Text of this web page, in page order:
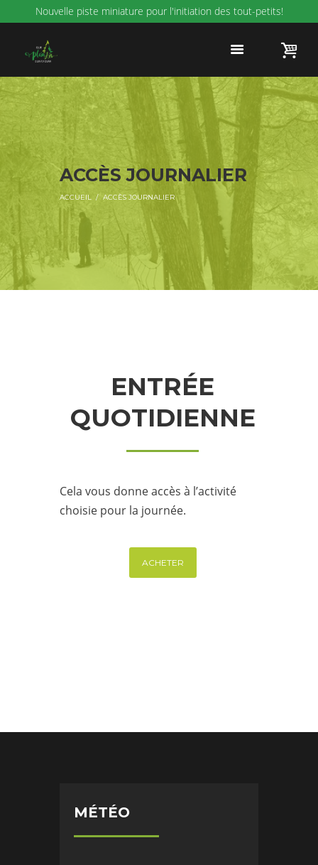
Nouvelle piste miniature pour l'initiation des tout-petits!
ACCÈS JOURNALIER
ACCUEIL ACCÈS JOURNALIER
ENTRÉE
QUOTIDIENNE
Cela vous donne accès à l’activité
choisie pour la journée.
ACHETER
MÉTÉO